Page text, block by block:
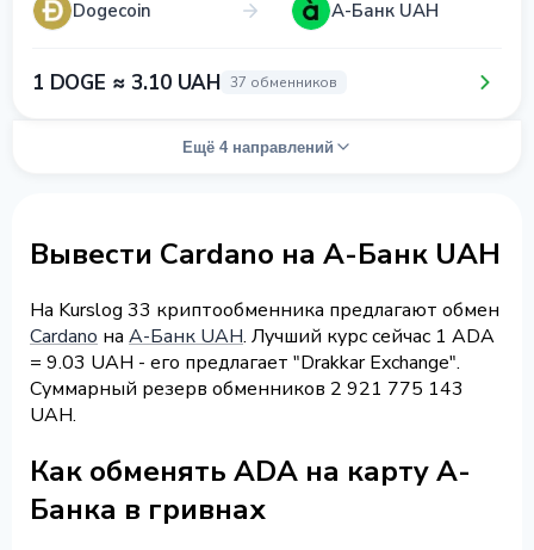
Dogecoin А-Банк UAH
1 DOGE ≈ 3.10 UAH 37 обменников
Ещё 4 направлений
Вывести Cardano на А-Банк UAH
На Kurslog 33 криптообменника предлагают обмен
Cardano на А-Банк UAH. Лучший курс сейчас 1 ADA
= 9.03 UAH - его предлагает "Drakkar Exchange".
Суммарный резерв обменников 2 921 775 143
UAH.
Как обменять ADA на карту А-
Банка в гривнах